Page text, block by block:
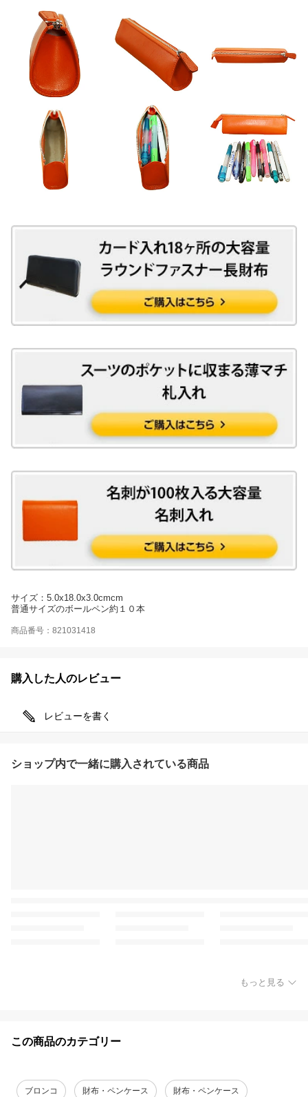
サイズ：5.0x18.0x3.0cmcm
普通サイズのボールペン約１０本
商品番号：821031418
購入した人のレビュー
レビューを書く
ショップ内で一緒に購入されている商品
もっと見る
この商品のカテゴリー
ブロンコ 財布・ペンケース 財布・ペンケース